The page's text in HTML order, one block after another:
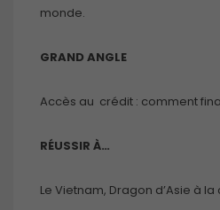
monde.
GRAND ANGLE
Accès au crédit : comment
RÉUSSIR À…
Le Vietnam, Dragon d’Asie à